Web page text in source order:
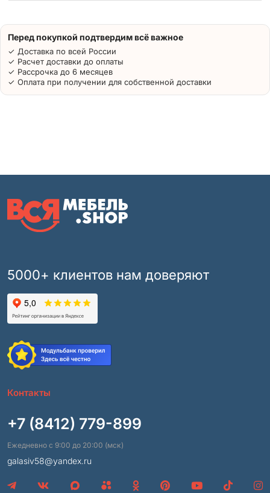
Перед покупкой подтвердим всё важное
✓ Доставка по всей России
✓ Расчет доставки до оплаты
✓ Рассрочка до 6 месяцев
✓ Оплата при получении для собственной доставки
5000+ клиентов нам доверяют
Контакты
+7 (8412) 779-899
Ежедневно с 9:00 до 20:00 (мск)
galasiv58@yandex.ru